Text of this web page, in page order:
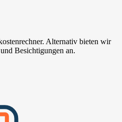
Alternativ bieten wir
Besichtigungen an.